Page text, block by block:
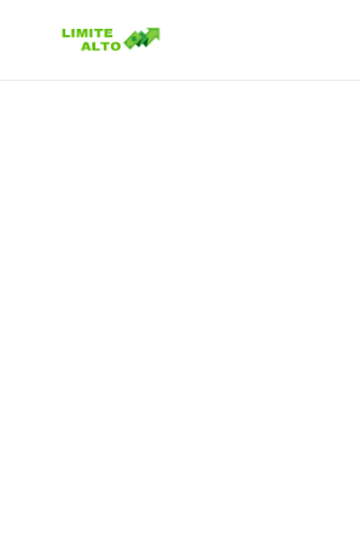
Pressione Enter para buscar ou ESC